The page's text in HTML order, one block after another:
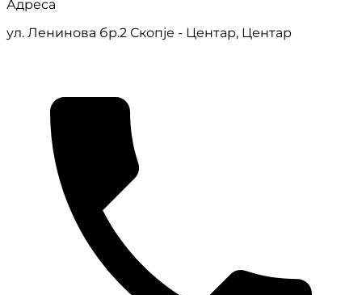
Адреса
ул. Ленинова бр.2 Скопје - Центар, Центар